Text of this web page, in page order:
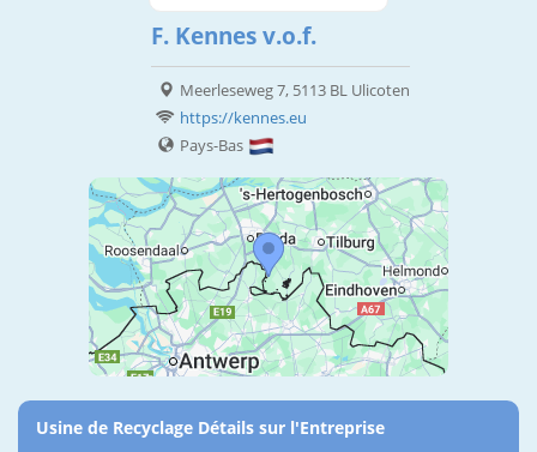
F. Kennes v.o.f.
Meerleseweg 7, 5113 BL Ulicoten
https://kennes.eu
Pays-Bas
Usine de Recyclage Détails sur l'Entreprise